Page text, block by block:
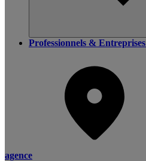
Professionnels & Entreprises
agence